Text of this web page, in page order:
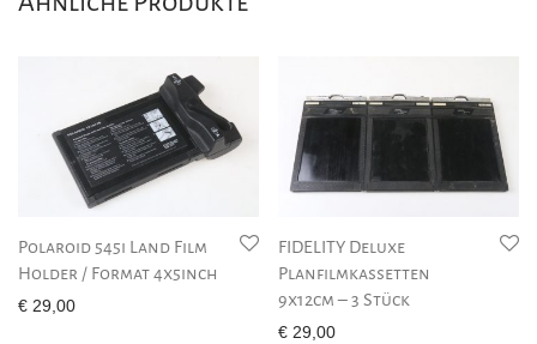
Polaroid 545i Land Film
Holder / Format 4x5inch
€ 29,00
FIDELITY Deluxe
Planfilmkassetten
9x12cm – 3 Stück
€ 29,00